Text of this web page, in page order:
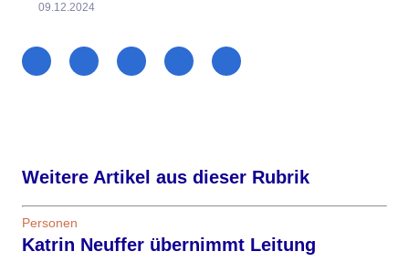
09.12.2024
Weitere Artikel aus dieser Rubrik
Personen
Katrin Neuffer übernimmt Leitung